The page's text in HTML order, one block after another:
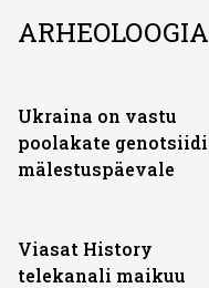
ARHEOLOOGIA
Ukraina on vastu
poolakate genotsiidi
mälestuspäevale
Viasat History
telekanali maikuu